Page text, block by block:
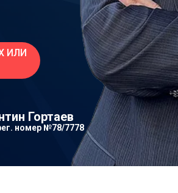
ИЛИ
Гортаев
номер №78/7778